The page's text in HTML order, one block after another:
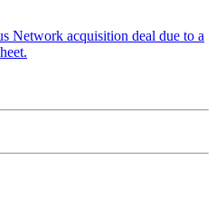
Network acquisition deal due to a